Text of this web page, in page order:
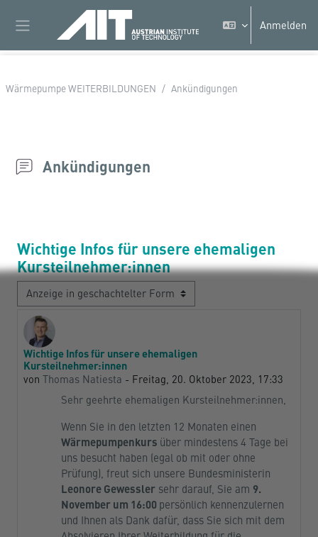
Website-Übersicht
Anmelden
Wärmepumpe WEITERBILDUNGEN Ankündigungen
Ankündigungen
Wichtige Infos für unsere ehemaligen
Kursteilnehmer:innen
Anzeigemodus
Wichtige Infos für unsere ehemaligen
Kursteilnehmer:innen
von Thomas Natiesta - Freitag, 20. Oktober 2023, 17:33
Anzahl Antworten: 0
Sehr geehrte ehemaligen Kursteilnehmer:innen,
Wenn Sie in den letzten 12 Monaten einen
Wärmepumpenkurs über mindestens 4 Tage bei
uns besucht haben (egal ob mit oder ohne
Prüfung), freut sich unsere Bundesministerin
Leonore Gewessler sehr darauf, Sie am 9.
November um 16:00 persönlich kennenzulernen
und Ihnen als Dank dafür, dass Sie sich mit dem